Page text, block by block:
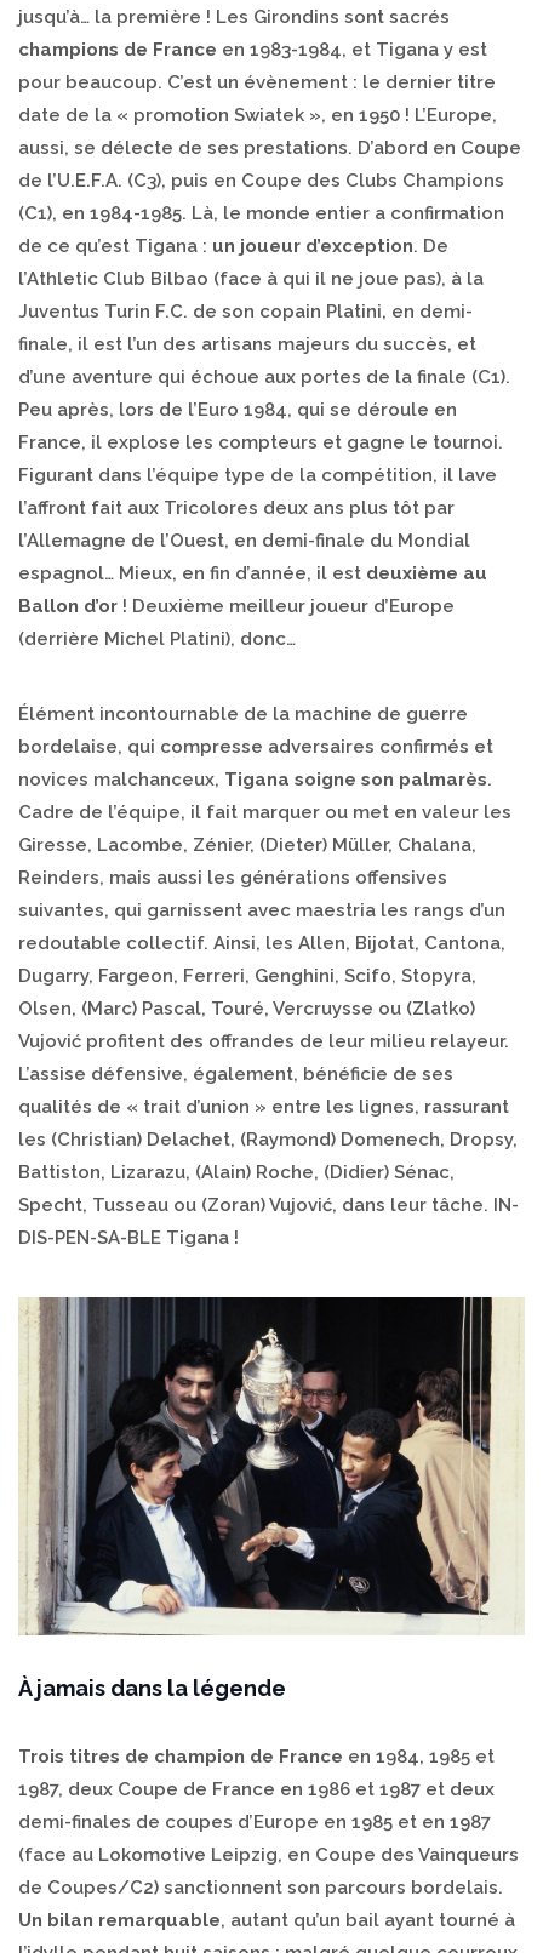
jusqu’à… la première ! Les Girondins sont sacrés
champions de France en 1983-1984, et Tigana y est
pour beaucoup. C’est un évènement : le dernier titre
date de la « promotion Swiatek », en 1950 ! L’Europe,
aussi, se délecte de ses prestations. D’abord en Coupe
de l’U.E.F.A. (C3), puis en Coupe des Clubs Champions
(C1), en 1984-1985. Là, le monde entier a confirmation
de ce qu’est Tigana : un joueur d’exception. De
l’Athletic Club Bilbao (face à qui il ne joue pas), à la
Juventus Turin F.C. de son copain Platini, en demi-
finale, il est l’un des artisans majeurs du succès, et
d’une aventure qui échoue aux portes de la finale (C1).
Peu après, lors de l’Euro 1984, qui se déroule en
France, il explose les compteurs et gagne le tournoi.
Figurant dans l’équipe type de la compétition, il lave
l’affront fait aux Tricolores deux ans plus tôt par
l’Allemagne de l’Ouest, en demi-finale du Mondial
espagnol… Mieux, en fin d’année, il est deuxième au
Ballon d’or ! Deuxième meilleur joueur d’Europe
(derrière Michel Platini), donc…
Élément incontournable de la machine de guerre
bordelaise, qui compresse adversaires confirmés et
novices malchanceux, Tigana soigne son palmarès.
Cadre de l’équipe, il fait marquer ou met en valeur les
Giresse, Lacombe, Zénier, (Dieter) Müller, Chalana,
Reinders, mais aussi les générations offensives
suivantes, qui garnissent avec maestria les rangs d’un
redoutable collectif. Ainsi, les Allen, Bijotat, Cantona,
Dugarry, Fargeon, Ferreri, Genghini, Scifo, Stopyra,
Olsen, (Marc) Pascal, Touré, Vercruysse ou (Zlatko)
Vujović profitent des offrandes de leur milieu relayeur.
L’assise défensive, également, bénéficie de ses
qualités de « trait d’union » entre les lignes, rassurant
les (Christian) Delachet, (Raymond) Domenech, Dropsy,
Battiston, Lizarazu, (Alain) Roche, (Didier) Sénac,
Specht, Tusseau ou (Zoran) Vujović, dans leur tâche. IN-
DIS-PEN-SA-BLE Tigana !
À jamais dans la légende
Trois titres de champion de France en 1984, 1985 et
1987, deux Coupe de France en 1986 et 1987 et deux
demi-finales de coupes d’Europe en 1985 et en 1987
(face au Lokomotive Leipzig, en Coupe des Vainqueurs
de Coupes/C2) sanctionnent son parcours bordelais.
Un bilan remarquable, autant qu’un bail ayant tourné à